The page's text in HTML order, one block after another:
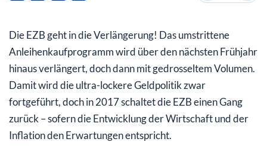
Die EZB geht in die Verlängerung! Das umstrittene
Anleihenkaufprogramm wird über den nächsten Frühjahr
hinaus verlängert, doch dann mit gedrosseltem Volumen.
Damit wird die ultra-lockere Geldpolitik zwar
fortgeführt, doch in 2017 schaltet die EZB einen Gang
zurück – sofern die Entwicklung der Wirtschaft und der
Inflation den Erwartungen entspricht.